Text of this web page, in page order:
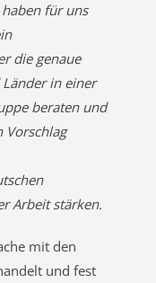
für uns
die genaue
in einer
beraten und
Vorschlag
Arbeit stärken.
mit den
und fest